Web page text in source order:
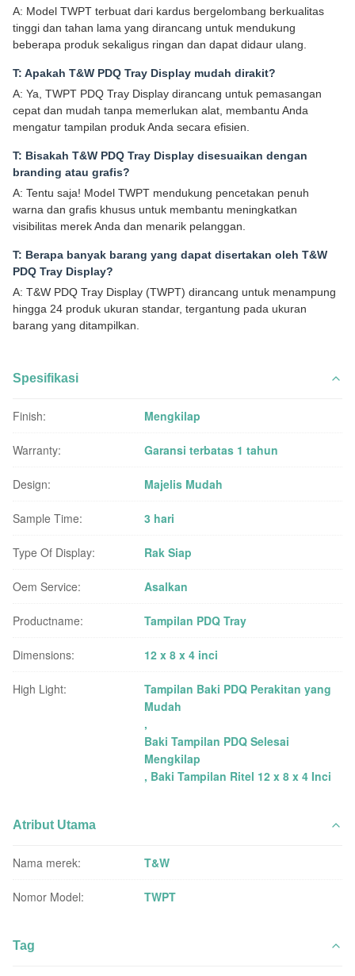
A: Model TWPT terbuat dari kardus bergelombang berkualitas
tinggi dan tahan lama yang dirancang untuk mendukung
beberapa produk sekaligus ringan dan dapat didaur ulang.
T: Apakah T&W PDQ Tray Display mudah dirakit?
A: Ya, TWPT PDQ Tray Display dirancang untuk pemasangan
cepat dan mudah tanpa memerlukan alat, membantu Anda
mengatur tampilan produk Anda secara efisien.
T: Bisakah T&W PDQ Tray Display disesuaikan dengan
branding atau grafis?
A: Tentu saja! Model TWPT mendukung pencetakan penuh
warna dan grafis khusus untuk membantu meningkatkan
visibilitas merek Anda dan menarik pelanggan.
T: Berapa banyak barang yang dapat disertakan oleh T&W
PDQ Tray Display?
A: T&W PDQ Tray Display (TWPT) dirancang untuk menampung
hingga 24 produk ukuran standar, tergantung pada ukuran
barang yang ditampilkan.
Spesifikasi
Finish: Mengkilap
Warranty: Garansi terbatas 1 tahun
Design: Majelis Mudah
Sample Time: 3 hari
Type Of Display: Rak Siap
Oem Service: Asalkan
Productname: Tampilan PDQ Tray
Dimensions: 12 x 8 x 4 inci
High Light:
Tampilan Baki PDQ Perakitan yang
Mudah
,
Baki Tampilan PDQ Selesai
Mengkilap
, Baki Tampilan Ritel 12 x 8 x 4 Inci
Atribut Utama
Nama merek: T&W
Nomor Model: TWPT
Tag